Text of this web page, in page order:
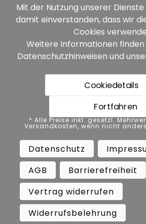
Unsere Partner:
* Alle Preise inkl. gesetzl.
Versandkosten, wenn nicht anders
Datenschutz Impressum
Barrierefreiheit
Vertrag
Widerrufsbelehrung
Copyright ©Busch.
All Rights Reserved.
Mit der Nutzung unserer
damit einverstanden, dass wir
Cookies
Weitere Informationen finden
Datenschutzhinweisen und
Cookiedetails
Fortfahren
* Alle Preise inkl. gesetzl.
Versandkosten, wenn nicht
Datenschutz
AGB
Barrierefreiheit
Vertrag widerrufen
Widerrufsbelehrung